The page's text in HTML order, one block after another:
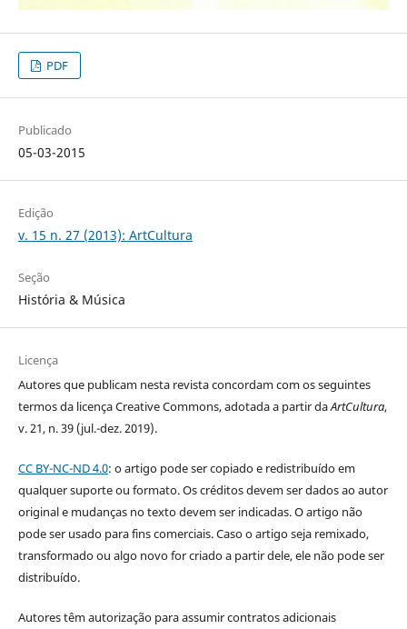
PDF
Publicado
05-03-2015
Edição
v. 15 n. 27 (2013): ArtCultura
Seção
História & Música
Licença
Autores que publicam nesta revista concordam com os seguintes
termos da licença Creative Commons, adotada a partir daArtCultura,
v. 21, n. 39 (jul.-dez. 2019).
CC BY-NC-ND 4.0: o artigo pode ser copiado e redistribuído em
qualquer suporte ou formato. Os créditos devem ser dados ao autor
original e mudanças no texto devem ser indicadas. O artigo não
pode ser usado para fins comerciais. Caso o artigo seja remixado,
transformado ou algo novo for criado a partir dele, ele não pode ser
distribuído.
Autores têm autorização para assumir contratos adicionais